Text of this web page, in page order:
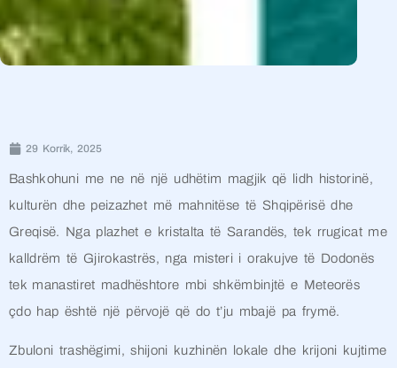
29 Korrik, 2025
Bashkohuni me ne në një udhëtim magjik që lidh historinë,
kulturën dhe peizazhet më mahnitëse të Shqipërisë dhe
Greqisë. Nga plazhet e kristalta të Sarandës, tek rrugicat me
kalldrëm të Gjirokastrës, nga misteri i orakujve të Dodonës
tek manastiret madhështore mbi shkëmbinjtë e Meteorës
çdo hap është një përvojë që do t’ju mbajë pa frymë.
Zbuloni trashëgimi, shijoni kuzhinën lokale dhe krijoni kujtime